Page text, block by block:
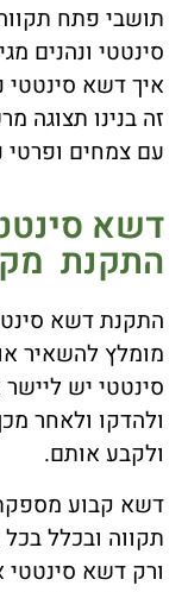
תושבי פתח
סינטטי ונהנים
איך דשא
זה בנינו תצוגה
עם צמחים ופרטי
דשא
התקנת
התקנת דשא
מומלץ להשאיר
סינטטי יש
ולהדקו ולאחר
ולקבע אותם.
דשא קבוע
תקווה ובכלל
ורק דשא סינטטי